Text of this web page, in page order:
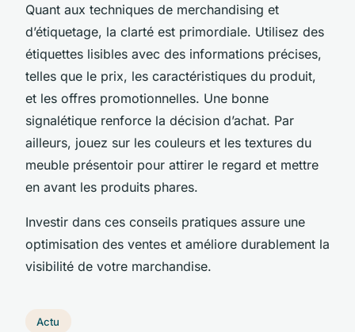
Quant aux techniques de merchandising et
d’étiquetage, la clarté est primordiale. Utilisez des
étiquettes lisibles avec des informations précises,
telles que le prix, les caractéristiques du produit,
et les offres promotionnelles. Une bonne
signalétique renforce la décision d’achat. Par
ailleurs, jouez sur les couleurs et les textures du
meuble présentoir pour attirer le regard et mettre
en avant les produits phares.
Investir dans ces conseils pratiques assure une
optimisation des ventes et améliore durablement la
visibilité de votre marchandise.
Actu